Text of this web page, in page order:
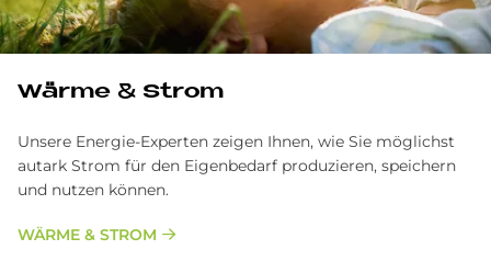
Wärme & Strom
Unsere Energie-Experten zeigen Ihnen, wie Sie möglichst
autark Strom für den Eigenbedarf produzieren, speichern
und nutzen können.
WÄRME & STROM